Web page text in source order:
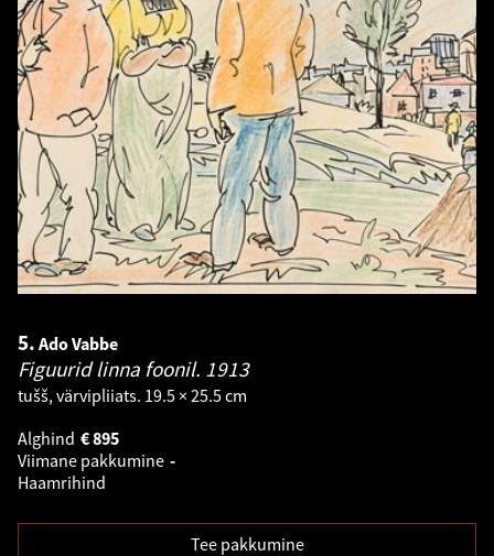
5. Ado Vabbe
Figuurid linna foonil. 1913
tušš, värvipliiats. 19.5 × 25.5 cm
Alghind
895
€
Viimane pakkumine -
Haamrihind
Tee pakkumine